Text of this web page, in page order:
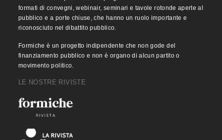
formati di convegni, webinair, seminari e tavole rotonde aperte al
pubblico e a porte chiuse, che hanno un ruolo importante e
riconosciuto nel dibattito pubblico.
Formiche è un progetto indipendente che non gode del
finanziamento pubblico e non è organo di alcun partito o
movimento politico.
LE NOSTRE RIVISTE